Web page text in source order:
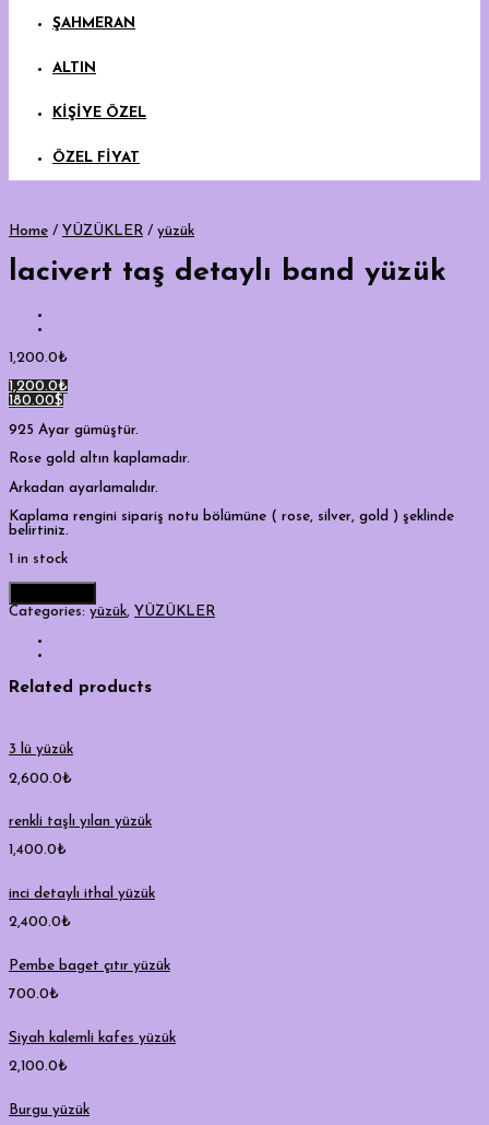
ŞAHMERAN
ALTIN
KİŞİYE ÖZEL
ÖZEL FİYAT
Home / YÜZÜKLER / yüzük
lacivert taş detaylı band yüzük
1,200.0₺
1,200.0₺
180.00$
925 Ayar gümüştür.
Rose gold altın kaplamadır.
Arkadan ayarlamalıdır.
Kaplama rengini sipariş notu bölümüne ( rose, silver, gold ) şeklinde
belirtiniz.
1 in stock
Categories: yüzük, YÜZÜKLER
Related products
3 lü yüzük
2,600.0₺
renkli taşlı yılan yüzük
1,400.0₺
inci detaylı ithal yüzük
2,400.0₺
Pembe baget çıtır yüzük
700.0₺
Siyah kalemli kafes yüzük
2,100.0₺
Burgu yüzük